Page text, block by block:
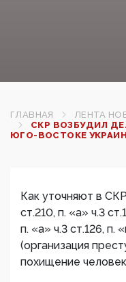
ГЛАВНАЯ
ЛЕНТА
СКР ВОЗБУДИЛ
ЮГО-ВОСТОКЕ
Как уточняют в
ст.210, п. «а» ч.3
п. «а» ч.3 ст.126, п.
(организация
похищение